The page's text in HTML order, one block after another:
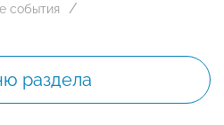
события
раздела